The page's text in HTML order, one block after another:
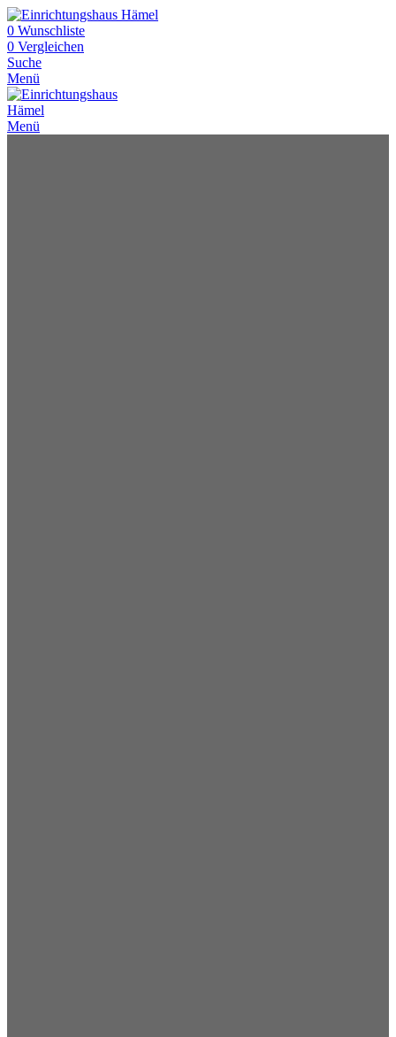
0 Wunschliste
0 Vergleichen
Suche
Menü
Menü